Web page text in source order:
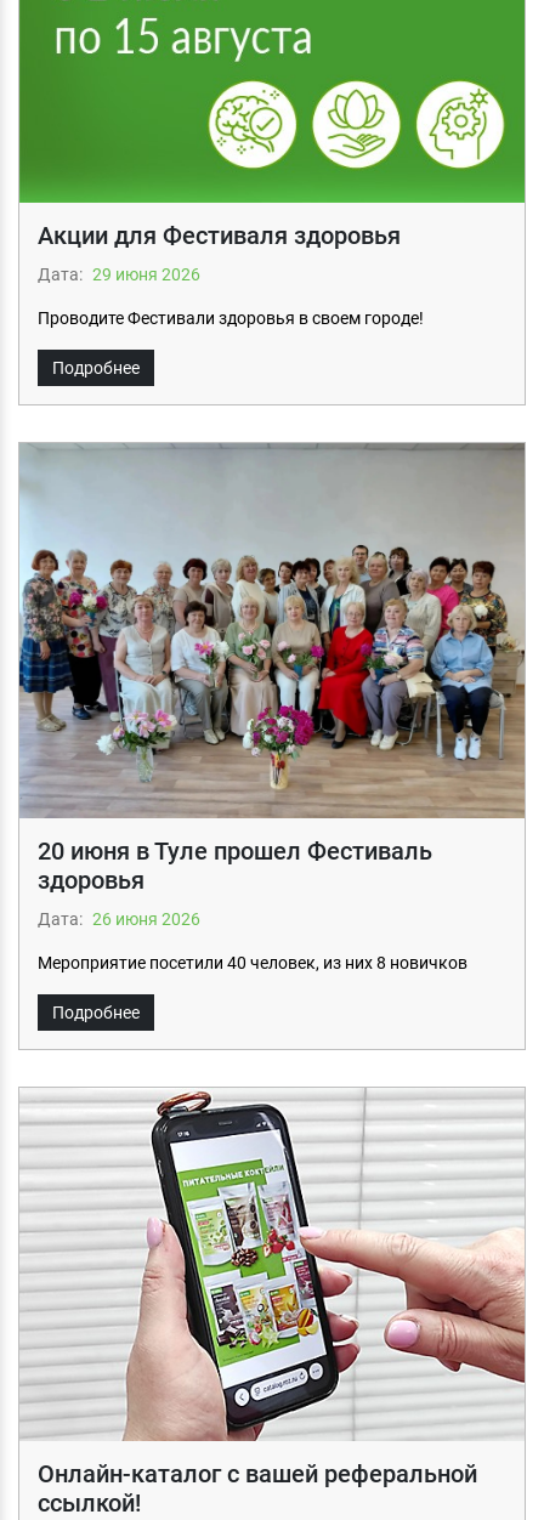
Акции для Фестиваля здоровья
Дата: 29 июня 2026
Проводите Фестивали здоровья в своем городе!
Подробнее
20 июня в Туле прошел Фестиваль
здоровья
Дата: 26 июня 2026
Мероприятие посетили 40 человек, из них 8 новичков
Подробнее
Онлайн-каталог с вашей реферальной
ссылкой!